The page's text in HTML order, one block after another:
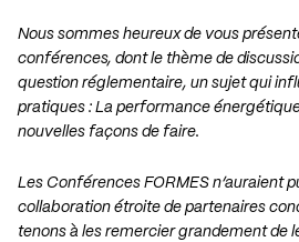
Nous sommes heureux de vous
conférences, dont le thème de
question réglementaire, un sujet qui
pratiques : La performance
nouvelles façons de faire.
Les Conférences FORMES n’auraient
collaboration étroite de partenaires
tenons à les remercier grandement de